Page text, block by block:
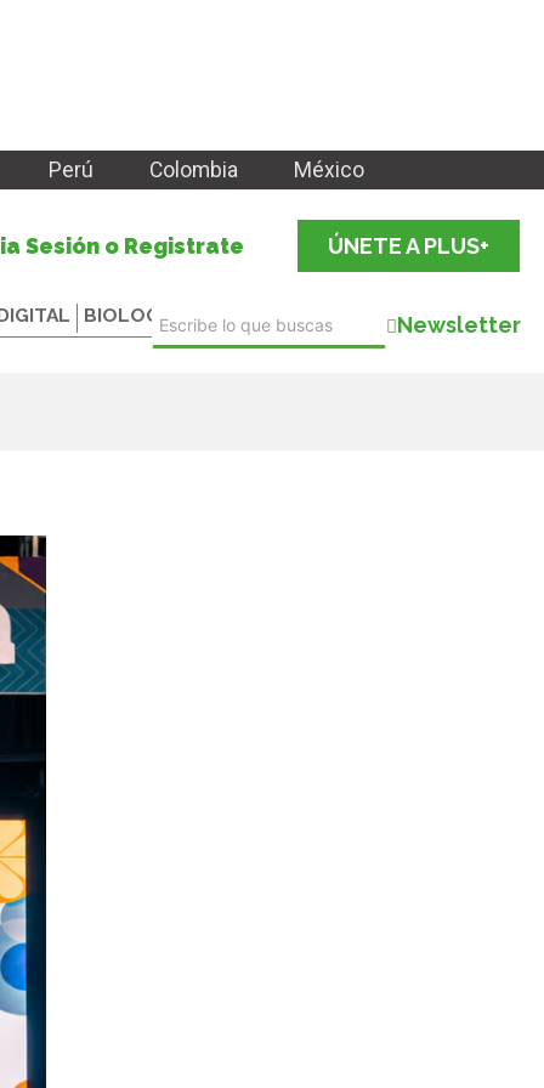
Perú Colombia México
Sesión o Registrate ÚNETE A PLUS+
BIOLOGICALS Newsletter